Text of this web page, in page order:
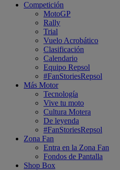
Competición
MotoGP
Rally
Trial
Vuelo Acrobático
Clasificación
Calendario
Equipo Repsol
#FanStoriesRepsol
Más Motor
Tecnología
Vive tu moto
Cultura Motera
De leyenda
#FanStoriesRepsol
Zona Fan
Entra en la Zona Fan
Fondos de Pantalla
Shop Box